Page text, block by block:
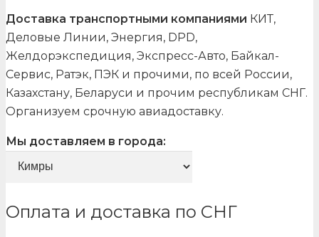
Доставка транспортными компаниями КИТ,
Деловые Линии, Энергия, DPD,
Желдорэкспедиция, Экспресс-Авто, Байкал-
Сервис, Ратэк, ПЭК и прочими, по всей России,
Казахстану, Беларуси и прочим республикам СНГ.
Организуем срочную авиадоставку.
Мы доставляем в города:
Оплата и доставка по СНГ